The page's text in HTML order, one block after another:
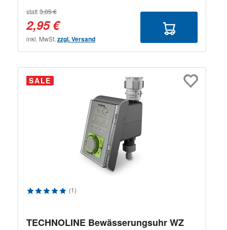
statt 3,05 €
2,95 €
inkl. MwSt. zzgl. Versand
SALE
Durchschnittliche Bewertung von 5 von 5 Sternen
(1)
TECHNOLINE Bewässerungsuhr WZ